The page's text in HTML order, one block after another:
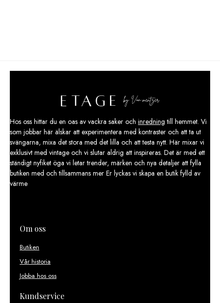
Hos oss hittar du en oas av vackra saker och inredning till hemmet. Vi
som jobbar här älskar att experimentera med kontraster och att ta ut
svängarna, mixa det stora med det lilla och att testa nytt. Här mixar vi
exklusivt med vintage och vi slutar aldrig att inspireras. Det är med ett
ständigt nyfiket öga vi letar trender, märken och nya detaljer att fylla
butiken med och tillsammans mer Er lyckas vi skapa en butik fylld av
värme
Om oss
Butiken
Vår historia
Jobba hos oss
Kundservice